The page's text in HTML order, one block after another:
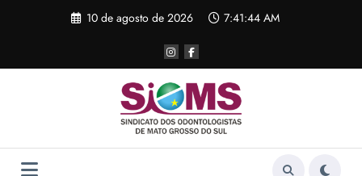
10 de agosto de 2026 7:41:44 AM